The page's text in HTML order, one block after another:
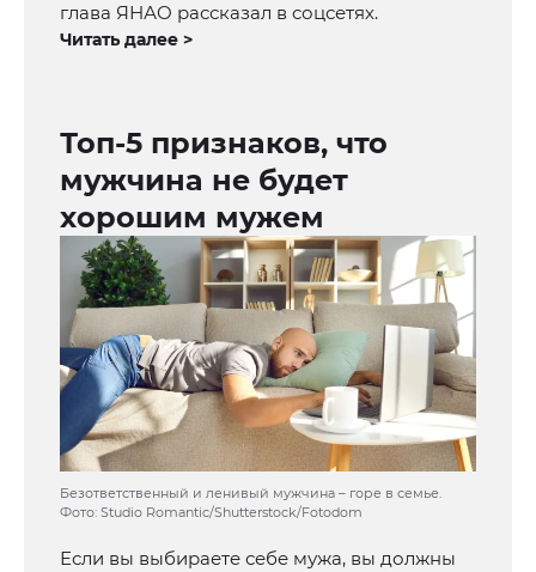
глава ЯНАО рассказал в соцсетях.
Читать далее >
Топ-5 признаков, что
мужчина не будет
хорошим мужем
Безответственный и ленивый мужчина – горе в семье.
Фото: Studio Romantic/Shutterstock/Fotodom
Если вы выбираете себе мужа, вы должны